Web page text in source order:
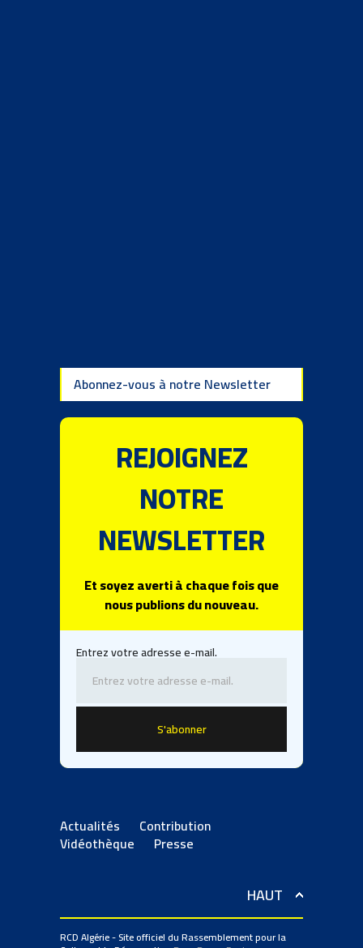
Abonnez-vous à notre Newsletter
REJOIGNEZ
NOTRE
NEWSLETTER
Et soyez averti à chaque fois que
nous publions du nouveau.
Entrez votre adresse e-mail.
Actualités Contribution
Vidéothèque Presse
HAUT
RCD Algérie - Site officiel du Rassemblement pour la